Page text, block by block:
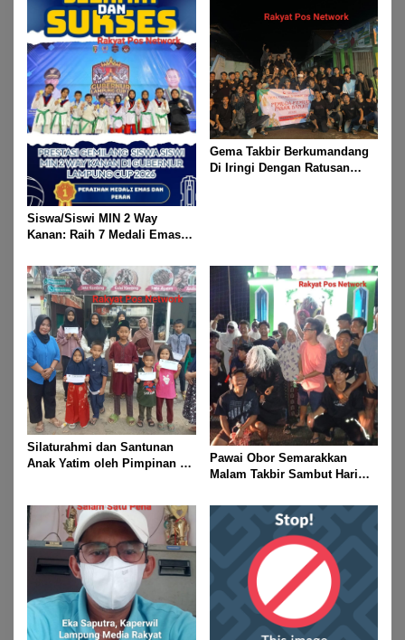
Siswa/Siswi MIN 2 Way
Kanan: Raih 7 Medali Emas
Gubernur Lampung Cup 2
Taekwondo Championship
2026
Gema Takbir Berkumandang
Di Iringi Dengan Ratusan
Silaturahmi dan Santunan
Anak Yatim oleh Pimpinan PT
Pawai Obor Semarakkan
Malam Takbir Sambut Hari
M, Di Kampung Simpang
Asam, Kecamatan Banjit